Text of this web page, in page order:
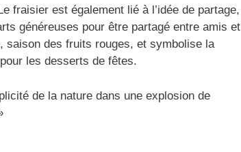
fraisier est également lié à l’idée de partage,
généreuses pour être partagé entre amis et
saison des fruits rouges, et symbolise la
les desserts de fêtes.
de la nature dans une explosion de